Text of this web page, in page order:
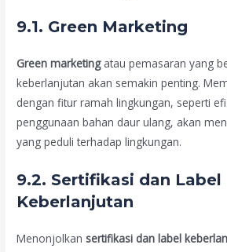
9.1. Green Marketing
Green marketingatau pemasaran yang
keberlanjutan akan semakin penting.
dengan fitur ramah lingkungan, seperti
penggunaan bahan daur ulang, akan
yang peduli terhadap lingkungan.
9.2. Sertifikasi dan Label
Keberlanjutan
Menonjolkansertifikasi dan label